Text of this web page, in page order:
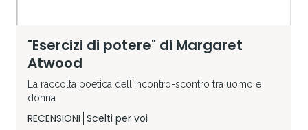
"Esercizi di potere" di Margaret
Atwood
La raccolta poetica dell'incontro-scontro tra uomo e
donna
RECENSIONI Scelti per voi